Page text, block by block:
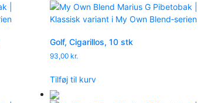
Golf, Cigarillos, 10 stk
93,00 kr.
Tilføj til kurv